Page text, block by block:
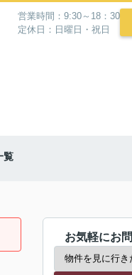
営業時間：9:30～18：30
定休日：日曜日・祝日
覧
お気軽にお